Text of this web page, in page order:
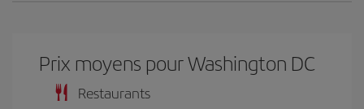
Prix ​​moyens pour Washington DC
Restaurants